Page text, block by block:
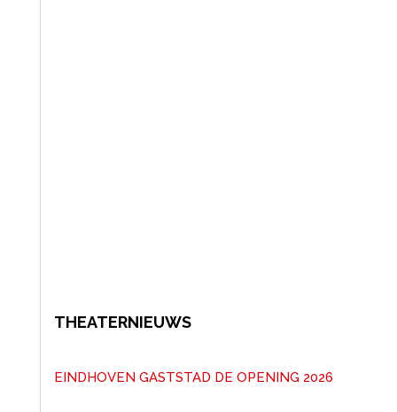
THEATERNIEUWS
EINDHOVEN GASTSTAD DE OPENING 2026